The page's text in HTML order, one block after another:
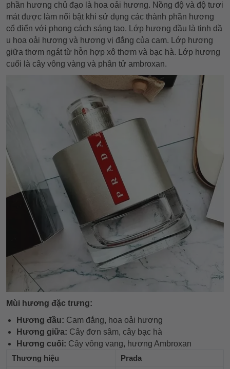
phần hương chủ đạo là hoa oải hương. Nồng độ và độ tươi
mát được làm nổi bật khi sử dụng các thành phần hương
cổ điển với phong cách sáng tạo. Lớp hương đầu là tinh dầ
u hoa oải hương và hương vị đắng của cam. Lớp hương
giữa thơm ngát từ hỗn hợp xô thơm và bạc hà. Lớp hương
cuối là cây vông vàng và phân tử ambroxan.
Mùi hương đặc trưng:
Hương đầu: Cam đắng, hoa oải hương
Hương giữa: Cây đơn sâm, cây bạc hà
Hương cuối: Cây vông vang, hương Ambroxan
Thương hiệu
Prada